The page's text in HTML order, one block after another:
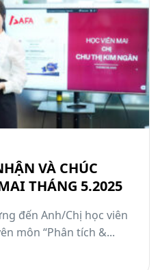
VÀ CHÚC
THÁNG 5.2025
đến Anh/Chị học viên
môn “Phân tích &...